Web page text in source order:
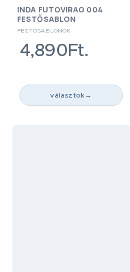
INDA FUTOVIRAG 004
FESTŐSABLON
FESTŐSABLONOK
4,890Ft.
választok →